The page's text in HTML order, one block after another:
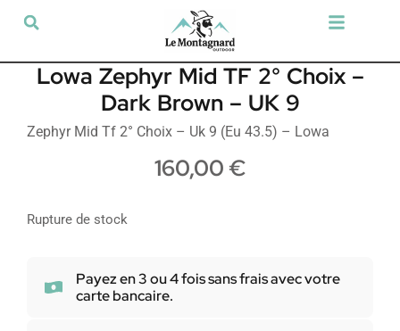
Lowa Zephyr Mid TF 2° Choix –
Dark Brown – UK 9
Zephyr Mid Tf 2° Choix – Uk 9 (Eu 43.5) – Lowa
160,00 €
Rupture de stock
Payez en 3 ou 4 fois sans frais avec votre
carte bancaire.